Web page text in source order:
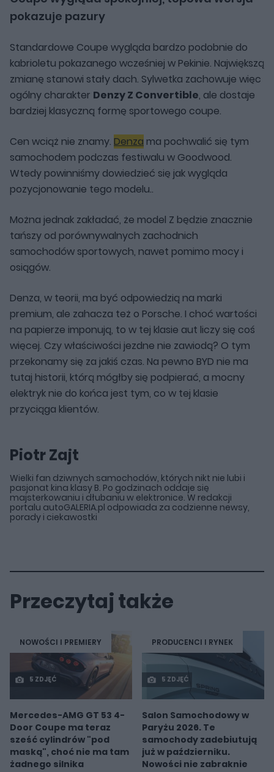
pokazuje pazury
Standardowe Coupe wygląda bardzo podobnie do
kabrioletu pokazanego wcześniej w Pekinie. Największą
zmianę stanowi stały dach. Sylwetka zachowuje więc
ogólny charakter Denzy Z Convertible, ale dostaje
bardziej klasyczną formę sportowego coupe.
Cen wciąż nie znamy. Denza ma pochwalić się tym
samochodem podczas festiwalu w Goodwood.
Wtedy powinniśmy dowiedzieć się jak wygląda
pozycjonowanie tego modelu..
Można jednak zakładać, że model Z będzie znacznie
tańszy od porównywalnych zachodnich
samochodów sportowych, nawet pomimo mocy i
osiągów.
Denza, w teorii, ma być odpowiedzią na marki
premium, ale zahacza też o Porsche. I choć wartości
na papierze imponują, to w tej klasie aut liczy się coś
więcej. Czy właściwości jezdne nie zawiodą? O tym
przekonamy się za jakiś czas. Na pewno BYD nie ma
tutaj historii, którą mógłby się podpierać, a mocny
elektryk nie do końca jest tym, co w tej klasie
przyciąga klientów.
Piotr Zajt
Wielki fan dziwnych samochodów, których nikt nie lubi i
pasjonat kina klasy B. Po godzinach oddaje się
majsterkowaniu i dłubaniu w elektronice. W redakcji
portalu autoGALERIA.pl odpowiada za codzienne newsy,
porady i ciekawostki
Przeczytaj także
NOWOŚCI I PREMIERY
5 ZDJĘĆ
Mercedes-AMG GT 53 4-
Door Coupe ma teraz
sześć cylindrów "pod
maską", choć nie ma tam
żadnego silnika
PRODUCENCI I RYNEK
5 ZDJĘĆ
Salon Samochodowy w
Paryżu 2026. Te
samochody zadebiutują
już w październiku.
Nowości nie zabraknie